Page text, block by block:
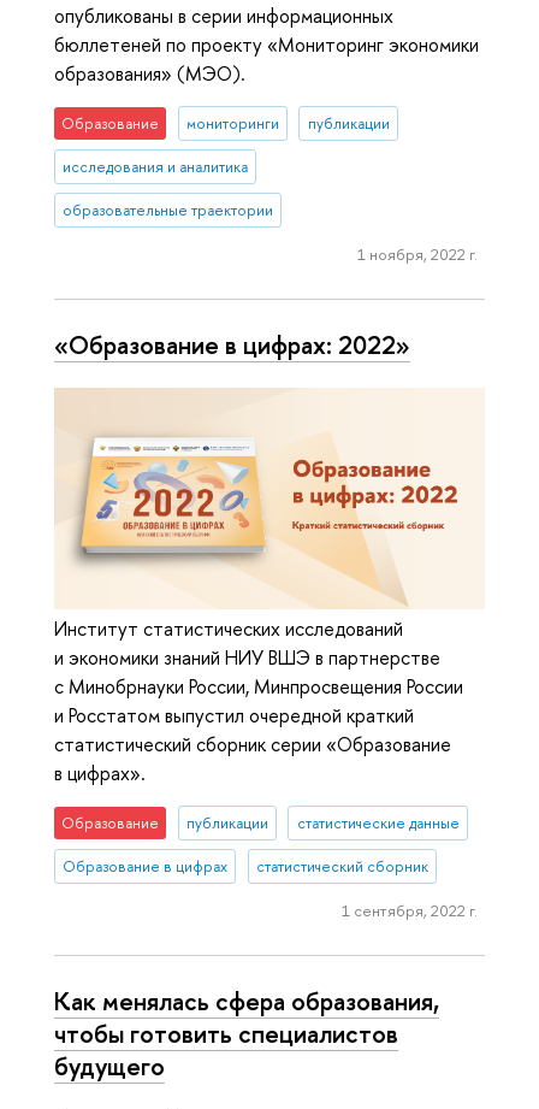
опубликованы в серии информационных
бюллетеней по проекту «Мониторинг экономики
образования» (МЭО).
Образование мониторинги публикации
исследования и аналитика
образовательные траектории
1 ноября, 2022 г.
«Образование в цифрах: 2022»
Институт статистических исследований
и экономики знаний НИУ ВШЭ в партнерстве
с Минобрнауки России, Минпросвещения России
и Росстатом выпустил очередной краткий
статистический сборник серии «Образование
в цифрах».
Образование публикации статистические данные
Образование в цифрах статистический сборник
1 сентября, 2022 г.
Как менялась сфера образования,
чтобы готовить специалистов
будущего